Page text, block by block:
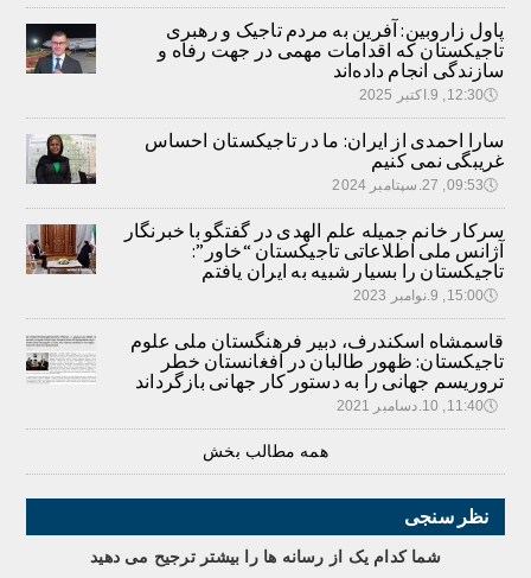
پاول زاروبین: آفرین به مردم تاجیک و رهبری
تاجیکستان که اقدامات مهمی در جهت رفاه و
سازندگی انجام داده‌اند
🕔12:30, 9.اکتبر 2025
سارا احمدی از ایران: ما در تاجیکستان احساس
غریبگی نمی کنیم
🕔09:53, 27.سپتامبر 2024
سرکار خانم جمیله علم الهدی در گفتگو با خبرنگار
آژانس ملی اطلاعاتی تاجیکستان “خاور”:
تاجیکستان را بسیار شبیه به ایران یافتم
🕔15:00, 9.نوامبر 2023
قاسمشاه اسکندرف، دبیر فرهنگستان ملی علوم
تاجیکستان: ظهور طالبان در افغانستان خطر
تروریسم جهانی را به دستور کار جهانی بازگرداند
🕔11:40, 10.دسامبر 2021
همه مطالب بخش
نظر سنجی
شما کدام يک از رسانه ها را بيشتر ترجيح می دهيد